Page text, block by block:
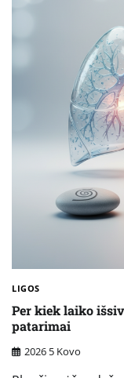
LIGOS
Per kiek laiko
patarimai
2026 5 Kovo